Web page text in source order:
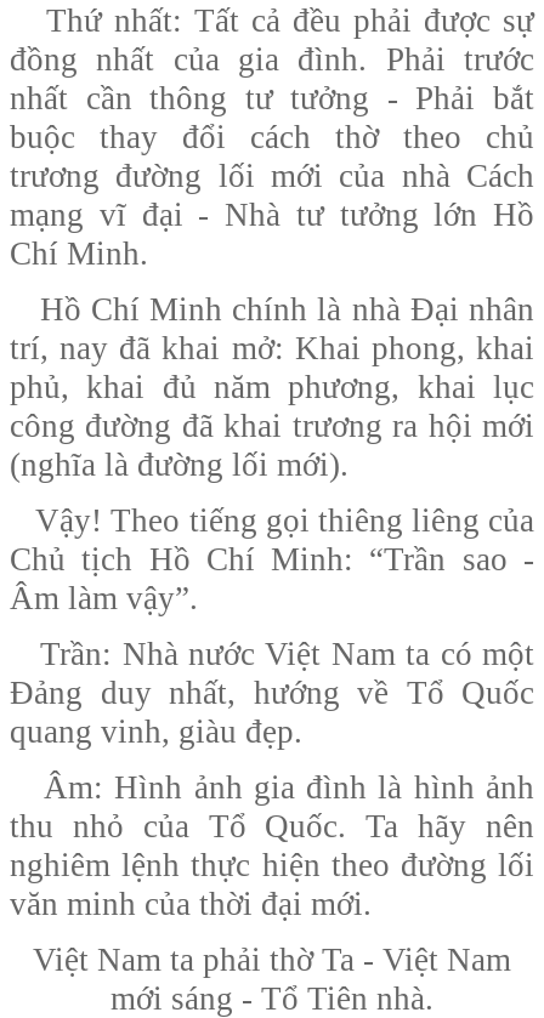
Thứ nhất: Tất cả đều phải được sự
đồng nhất của gia đình. Phải trước
nhất cần thông tư tưởng - Phải bắt
buộc thay đổi cách thờ theo chủ
trương đường lối mới của nhà Cách
mạng vĩ đại - Nhà tư tưởng lớn Hồ
Chí Minh.
Hồ Chí Minh chính là nhà Đại nhân
trí, nay đã khai mở: Khai phong, khai
phủ, khai đủ năm phương, khai lục
công đường đã khai trương ra hội mới
(nghĩa là đường lối mới).
Vậy! Theo tiếng gọi thiêng liêng của
Chủ tịch Hồ Chí Minh: “Trần sao -
Âm làm vậy”.
Trần: Nhà nước Việt Nam ta có một
Đảng duy nhất, hướng về Tổ Quốc
quang vinh, giàu đẹp.
Âm: Hình ảnh gia đình là hình ảnh
thu nhỏ của Tổ Quốc. Ta hãy nên
nghiêm lệnh thực hiện theo đường lối
văn minh của thời đại mới.
Việt Nam ta phải thờ Ta - Việt Nam
mới sáng - Tổ Tiên nhà.